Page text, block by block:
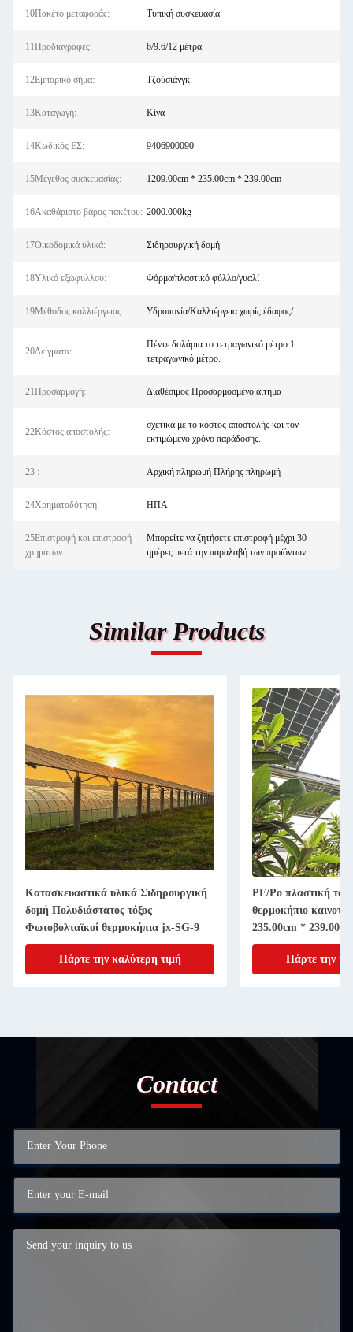
10Πακέτο μεταφοράς: Τυπική συσκευασία
11Προδιαγραφές: 6/9.6/12 μέτρα
12Εμπορικό σήμα: Τζούσιάνγκ.
13Καταγωγή: Κίνα
14Κωδικός ΕΣ: 9406900090
15Μέγεθος συσκευασίας: 1209.00cm * 235.00cm * 239.00cm
16Ακαθάριστο βάρος πακέτου: 2000.000kg
17Οικοδομικά υλικά: Σιδηρουργική δομή
18Υλικό εξώφυλλου: Φόρμα/πλαστικό φύλλο/γυαλί
19Μέθοδος καλλιέργειας: Υδροπονία/Καλλιέργεια χωρίς έδαφος/
20Δείγματα:
Πέντε δολάρια το τετραγωνικό μέτρο 1
τετραγωνικό μέτρο.
21Προσαρμογή: Διαθέσιμος Προσαρμοσμένο αίτημα
22Κόστος αποστολής:
σχετικά με το κόστος αποστολής και τον
εκτιμώμενο χρόνο παράδοσης.
23 : Αρχική πληρωμή Πλήρης πληρωμή
24Χρηματοδότηση: ΗΠΑ
25Επιστροφή και επιστροφή
χρημάτων:
Μπορείτε να ζητήσετε επιστροφή μέχρι 30
ημέρες μετά την παραλαβή των προϊόντων.
Similar Products
Κατασκευαστικά υλικά Σιδηρουργική
δομή Πολυδιάστατος τόξος
Φωτοβολταϊκοί θερμοκήπια jx-SG-9
Πάρτε την καλύτερη τιμή
PE/Po πλαστική
θερμοκήπιο
235.00cm * 239.00cm
Πάρτε την
Contact